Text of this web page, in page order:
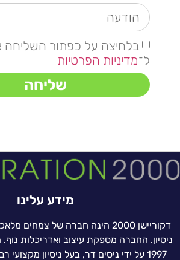
בלחיצה על כפתור השליחה
ל־מדיניות הפרטיות
שליחה
מידע עלינו
ניסיון. החברה מספקת עיצוב ואדריכלות
1997 על ידי ניסים דר, בעל ניסיון מקצועי רב בתחום עיצוב הנוף.